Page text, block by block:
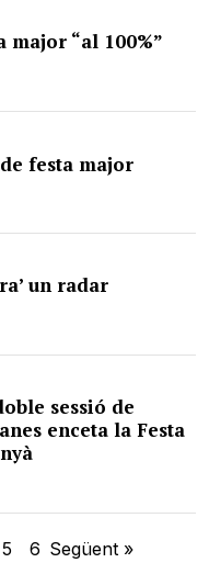
major “al 100%”
festa major
un radar
sessió de
enceta la Festa
5 6 Següent »